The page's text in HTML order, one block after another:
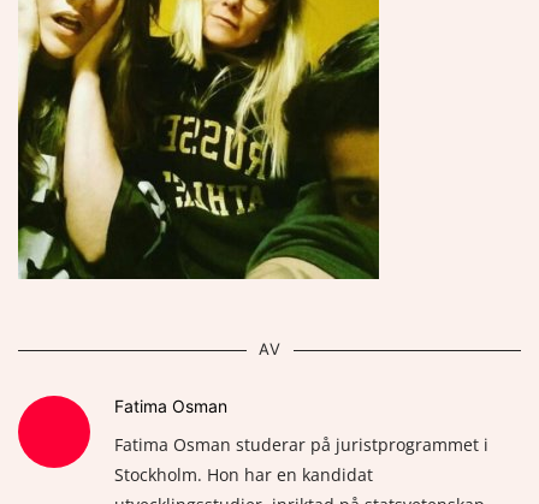
AV
Fatima Osman
Fatima Osman studerar på juristprogrammet i
Stockholm. Hon har en kandidat